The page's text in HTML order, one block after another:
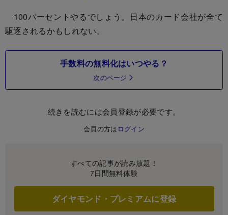
100パーセントやるでしょう。日本のカード会社が全て
駆逐されるかもしれない。
手数料の無料化はいつやる？
次のページ
続きを読むには会員登録が必要です。
会員の方は ログイン
すべての記事が読み放題！
7日間無料体験
ダイヤモンド・プレミアムに登録